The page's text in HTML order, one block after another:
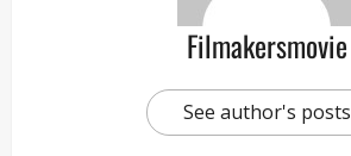
Filmakersmovie
See author's posts